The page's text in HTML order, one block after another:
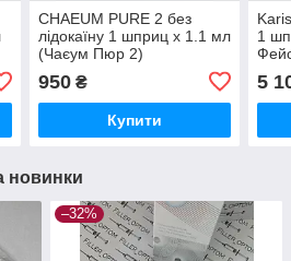
CHAEUM PURE 2 без
лідокаїну 1 шприц х 1.1 мл
(Чаєум Пюр 2)
950₴
Купити
1
5
новинки
–32%